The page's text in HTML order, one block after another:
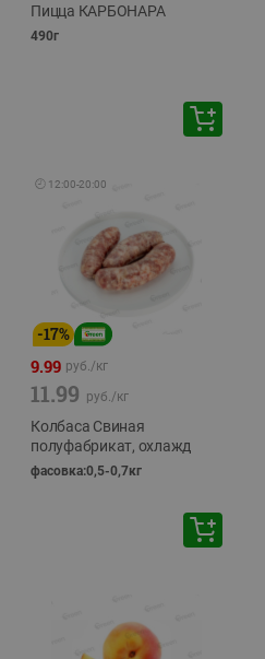
Пицца КАРБОНАРА
490г
🕘 12:00-20:00
-17%
9.99 руб./кг
11.99 руб./кг
Колбаса Свиная
полуфабрикат, охлажд
фасовка:0,5-0,7кг